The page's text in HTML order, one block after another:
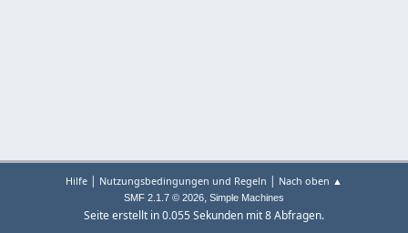
Hilfe | Nutzungsbedingungen und Regeln | Nach oben ▲
SMF 2.1.7 © 2026, Simple Machines
Seite erstellt in 0.055 Sekunden mit 8 Abfragen.